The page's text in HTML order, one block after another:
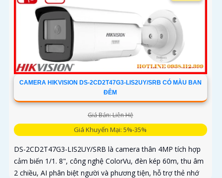
CAMERA HIKVISION DS-2CD2T47G3-LIS2UY/SRB CÓ MÀU BAN
ĐÊM
Giá Bán: Liên Hệ
Giá Khuyến Mại: 5%-35%
DS-2CD2T47G3-LIS2UY/SRB là camera thân 4MP tích hợp
cảm biến 1/1. 8", công nghệ ColorVu, đèn kép 60m, thu âm
2 chiều, AI phân biệt người và phương tiện, hỗ trợ thẻ nhớ